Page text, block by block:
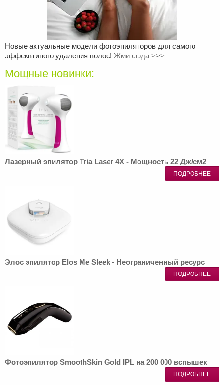
Новые актуальные модели фотоэпиляторов для самого
эффеквтиного удаления волос! Жми сюда >>>
Мощные новинки:
Лазерный эпилятор Tria Laser 4X - Мощность 22 Дж/см2
ПОДРОБНЕЕ
Элос эпилятор Elos Me Sleek - Неограниченный ресурс
ПОДРОБНЕЕ
Фотоэпилятор SmoothSkin Gold IPL на 200 000 вспышек
ПОДРОБНЕЕ